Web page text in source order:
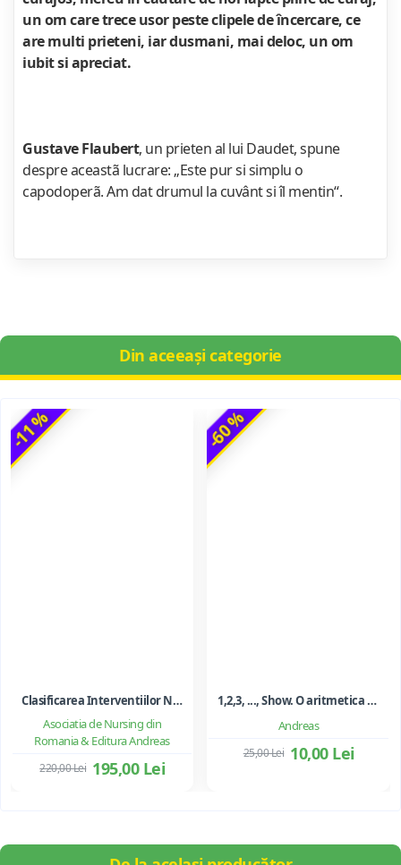
un om care trece usor peste clipele de încercare, ce
are multi prieteni, iar dusmani, mai deloc, un om
iubit si apreciat.
Gustave Flaubert, un prieten al lui Daudet, spune
despre aceastã lucrare: „Este pur si simplu o
capodoperã. Am dat drumul la cuvânt si îl mentin“.
Din aceeași categorie
-11 %
Asociatia de Nursing din
Romania & Editura Andreas
Clasificarea Interventiilor Nursing (NIC)
195,00 Lei
220,00 Lei
-60 %
Andreas
1,2,3, ..., Show. O aritmetica emotionala, o poezie a matematicii - Ioan Dancila
10,00 Lei
25,00 Lei